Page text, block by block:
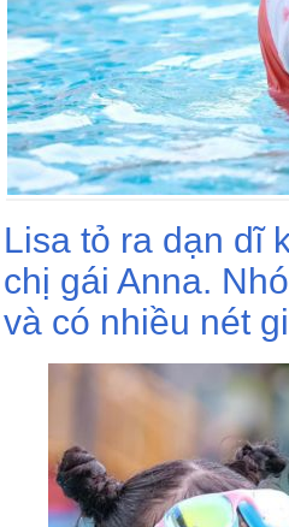
Lisa tỏ ra dạn dĩ
chị gái Anna.
và có nhiều nét